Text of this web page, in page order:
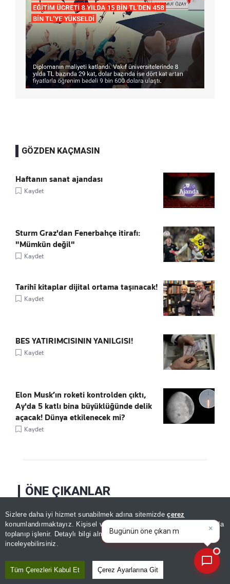
Sizlere daha iyi hizmet sunabilmek adına sitemizdeçerez
konumlandırmaktayız. Kişisel verileriniz, KVKK ve GDPR kapsamında
toplanıp işlenir. Detaylı bilgi almak içinAydınlatma Metnimizi
inceleyebilirsiniz.
Tüm Çerezleri Kabul Et Çerez Ayarlarına Git
GÖZDEN KAÇMASIN
Haftanın sanat ajandası
Kaydet
Sturm Graz'dan Fenerbahçe itirafı:
"Mümkün değil"
Kaydet
Tarihî kitaplar dijital ortama taşınacak!
Kaydet
BES YATIRIMCISININ YANILGISI!
Kaydet
Elon Musk’ın roketi kontrolden çıktı,
Ay'da 5 katlı bina büyüklüğünde delik
açacak! Dünya etkilenecek mi?
Kaydet
ÖNE ÇIKANLAR
×
Bugünün öne çıkan manşetleri
ve gelişmeleri neler?